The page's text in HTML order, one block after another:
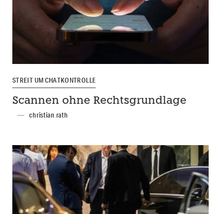
STREIT UM CHATKONTROLLE
Scannen ohne Rechtsgrundlage
christian rath